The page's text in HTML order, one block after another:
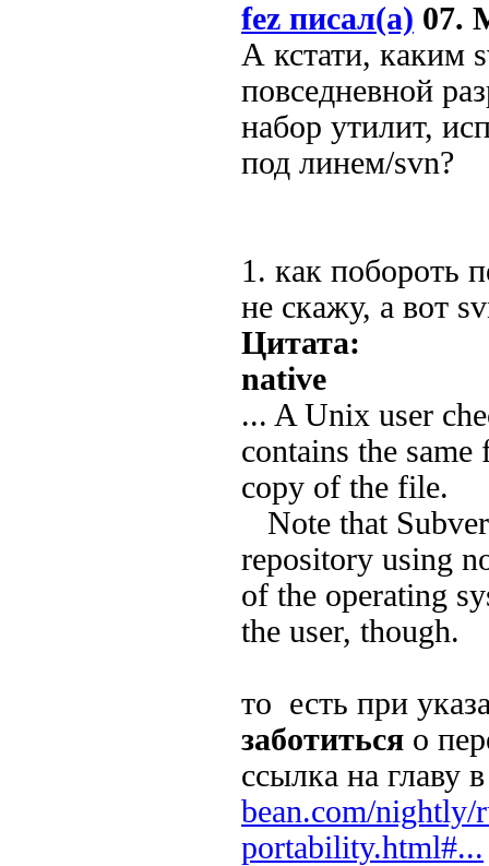
fez писал(а) 07.
А кстати, каким
повседневной
набор утилит,
под линем/svn?
1. как побороть
не скажу, а вот
Цитата:
native
... A Unix user
contains the
copy of the file.
Note that
repository using
of the operating
the user, though.
то есть при
заботиться о
ссылка на главу
bean.com/nightly/
portability.html#...